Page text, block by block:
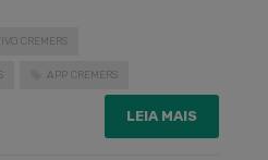
CREMERS
APP CREMERS
LEIA MAIS